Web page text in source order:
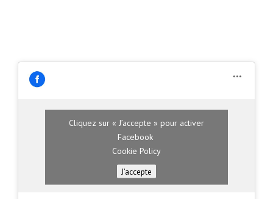
Cliquez sur « J’accepte » pour activer
Facebook
Cookie Policy
J’accepte